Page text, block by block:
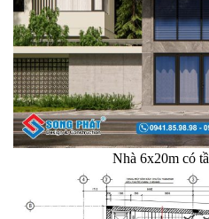
Nhà 6x20m có